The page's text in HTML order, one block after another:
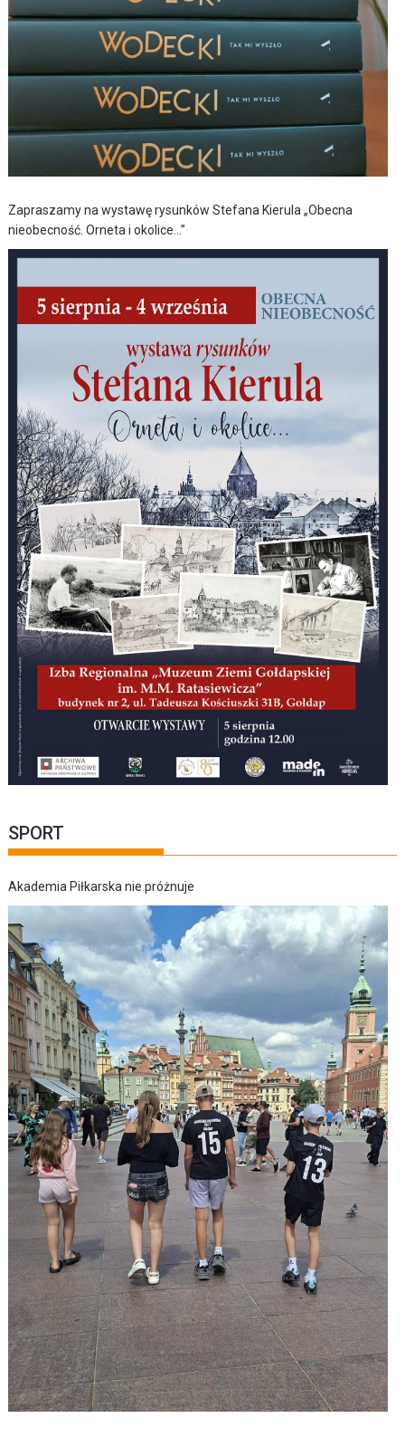
Zapraszamy na wystawę rysunków Stefana Kierula „Obecna
nieobecność. Orneta i okolice…”
SPORT
Akademia Piłkarska nie próżnuje